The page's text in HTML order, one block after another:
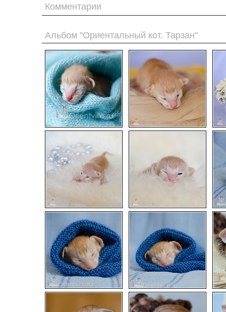
Комментарии
Альбом "Ориентальный кот. Тарзан"